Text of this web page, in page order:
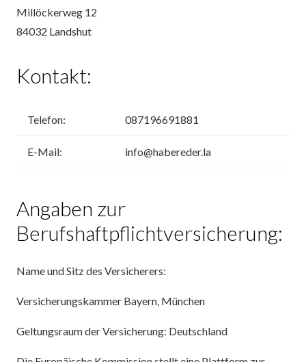
Millöckerweg 12
84032 Landshut
Kontakt:
Telefon: 087196691881
E-Mail: info@habereder.la
Angaben zur
Berufshaftpflichtversicherung:
Name und Sitz des Versicherers:
Versicherungskammer Bayern, München
Geltungsraum der Versicherung: Deutschland